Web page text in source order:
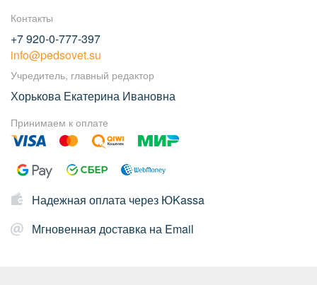
Контакты
+7 920-0-777-397
info@pedsovet.su
Учредитель, главный редактор
Хорькова Екатерина Ивановна
Принимаем к оплате
Надежная оплата через ЮKassa
Мгновенная доставка на Email